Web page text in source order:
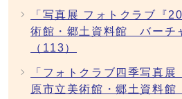
「写真展 フォトクラブ『
術館・郷土資料館 バーチ
（113）
「フォトクラブ四季写真
原市立美術館・郷土資料